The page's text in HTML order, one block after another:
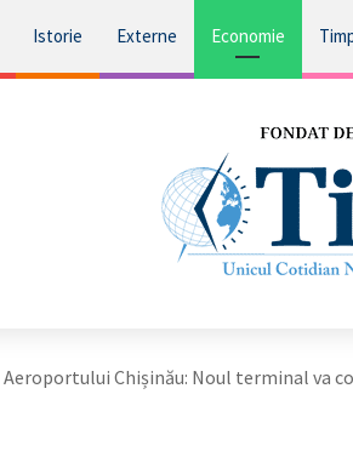
Istorie Externe Economie
Chișinău: Noul terminal va